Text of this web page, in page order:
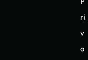
ri
v
a